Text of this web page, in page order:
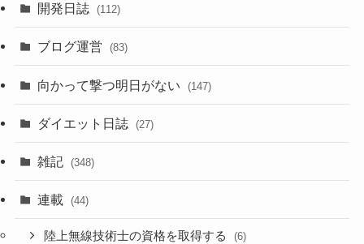
開発日誌 (112)
ブログ運営 (83)
向かって撃つ明日がない (147)
ダイエット日誌 (27)
雑記 (348)
連載 (44)
陸上無線技術士の資格を取得する (6)